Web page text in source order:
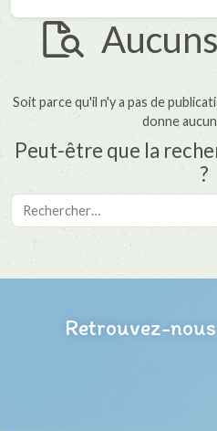
Soit parce qu'il n'y a pas de
donne
Peut-être que la
?
Retrouvez-